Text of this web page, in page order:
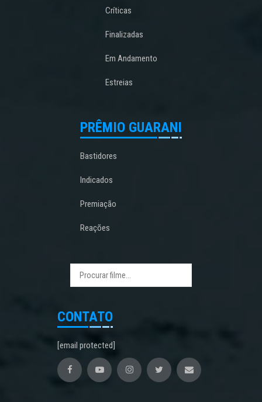
Críticas
Finalizadas
Em Andamento
Estreias
PRÊMIO GUARANI
Bastidores
Indicados
Premiação
Reações
CONTATO
[email protected]